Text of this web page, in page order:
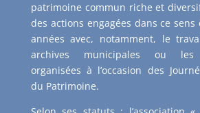
patrimoine commun riche et
des actions engagées dans ce
années avec, notamment, le
archives municipales ou les
organisées à l’occasion des
du Patrimoine.